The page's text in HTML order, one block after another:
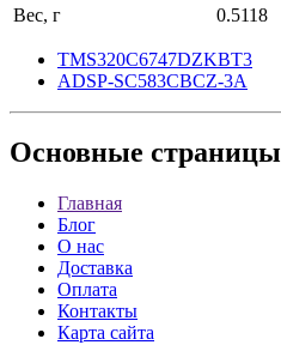
Вес, г
0.5118
TMS320C6747DZKBT3
ADSP-SC583CBCZ-3A
Основные страницы
Главная
Блог
О нас
Доставка
Оплата
Контакты
Карта сайта